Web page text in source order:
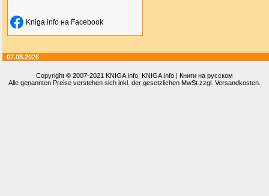
Kniga.info на Facebook
07.08.2026
Copyright © 2007-2021 KNIGA.info , KNIGA.info | Книги на русском
Alle genannten Preise verstehen sich inkl. der gesetzlichen MwSt zzgl. Versandkosten.